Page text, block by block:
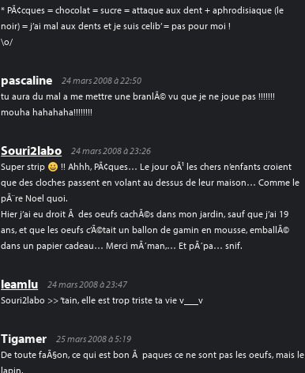
* PÃ¢cques = chocolat = sucre = attaque aux dent + aphrodisiaque (le
noir) = j’ai mal aux dents et je suis celib’ = pas pour moi !
\o/
pascaline
24 mars 2008 à 22:50
tu aura du mal a me mettre une branlÃ© vu que je ne joue pas !!!!!!!
mouha hahahaha!!!!!!!!
Souri2labo
24 mars 2008 à 23:26
Super strip
!! Ahhh, PÃ¢ques… Le jour oÃ¹ les chers n’enfants croient
que des cloches passent en volant au dessus de leur maison… Comme le
pÃ¨re Noel quoi.
Hier j’ai eu droit Ã des oeufs cachÃ©s dans mon jardin, sauf que j’ai 19
ans, et que les oeufs c’Ã©tait un ballon de gamin en mousse, emballÃ©
dans un papier cadeau… Merci mÃ´man,… Et pÃ´pa… snif.
leamlu
24 mars 2008 à 23:47
Souri2labo >> ‘tain, elle est trop triste ta vie v___v
Tigamer
25 mars 2008 à 5:19
De toute faÃ§on, ce qui est bon Ã paques ce ne sont pas les oeufs, mais le
lapin.